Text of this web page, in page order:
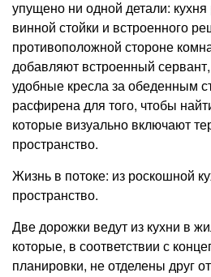
упущено ни одной детали:
винной стойки и встроенного
противоположной стороне
добавляют встроенный
удобные кресла за обеденным
расфирена для того, чтобы
которые визуально включают
пространство.
Жизнь в потоке: из роскошной
пространство.
Две дорожки ведут из кухни в
которые, в соответствии с
планировки, не отделены друг